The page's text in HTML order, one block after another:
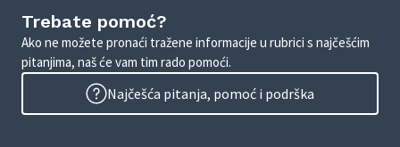
Trebate pomoć?
Ako ne možete pronaći tražene informacije u rubrici s najčešćim
pitanjima, naš će vam tim rado pomoći.
Najčešća pitanja, pomoć i podrška